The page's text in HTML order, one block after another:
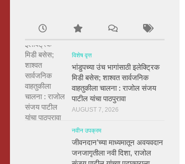
विशेष वृत्त
भांडुपच्या उंच भागांसाठी इलेक्ट्रिक
मिडी बसेस; शाश्वत सार्वजनिक
वाहतुकीला चालना : राजोल संजय
पाटील यांचा पाठपुरावा
AUGUST 7, 2026
नवीन उपक्रम
जीवनदान’च्या माध्यमातून अवयवदान
जनजागृतीला नवी दिशा, राजोल